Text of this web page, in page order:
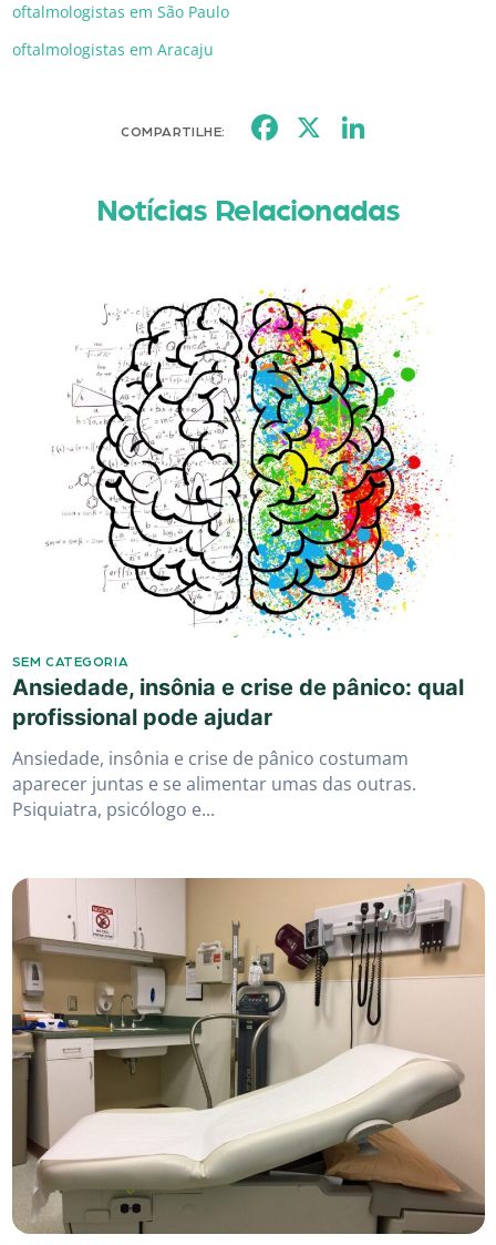
oftalmologistas em São Paulo
oftalmologistas em Aracaju
COMPARTILHE: Facebook
X
Notícias Relacionadas
SEM CATEGORIA
Ansiedade, insônia e crise de pânico: qual
profissional pode ajudar
Ansiedade, insônia e crise de pânico costumam
aparecer juntas e se alimentar umas das outras.
Psiquiatra, psicólogo e...